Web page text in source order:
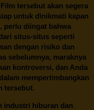
tersebut akan segera
untuk dinikmati kapan
perlu diingat bahwa
situs-situs seperti
dengan risiko dan
sebelumnya, maraknya
kontroversi, dan Anda
mempertimbangkan
tersebut.
industri hiburan dan